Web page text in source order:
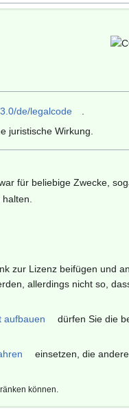
de/legalcode
juristische Wirkung.
für beliebige Zwecke,
zur Lizenz beifügen und
allerdings nicht so,
aufbauen
dürfen Sie die
einsetzen, die
können.